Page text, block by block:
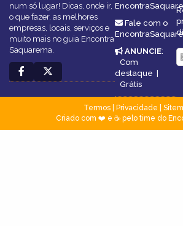
num só lugar! Dicas, onde ir,
o que fazer, as melhores
empresas, locais, serviços e
muito mais no guia Encontra
Saquarema.
Fale com o
ANUNCIE:
Com
destaque |
Grátis
Termos| Privacidade
Criado com ❤️ e ☕ pelo time do